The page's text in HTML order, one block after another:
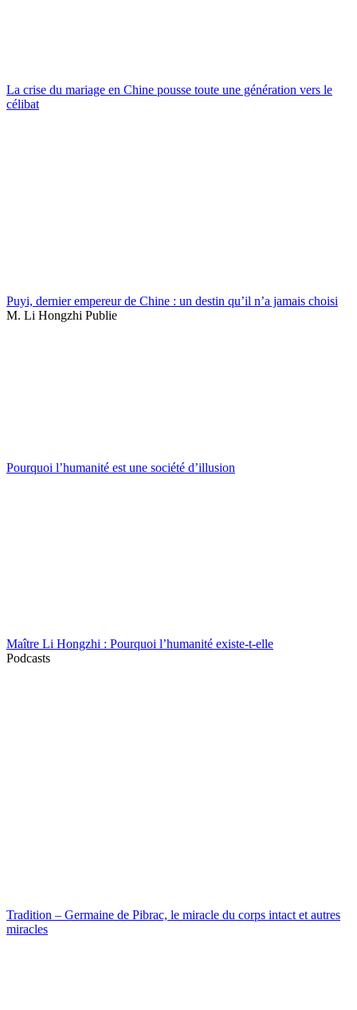
La crise du mariage en Chine pousse toute une génération vers le
célibat
Puyi, dernier empereur de Chine : un destin qu’il n’a jamais choisi
M. Li Hongzhi Publie
Pourquoi l’humanité est une société d’illusion
Maître Li Hongzhi : Pourquoi l’humanité existe-t-elle
Podcasts
Tradition – Germaine de Pibrac, le miracle du corps intact et autres
miracles